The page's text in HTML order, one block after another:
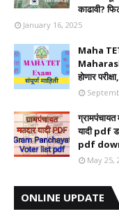
काढावी?
January 16, 2025
Maha TET
होणार
यादी pdf
pdf
May 25,
ONLINE UPDATE